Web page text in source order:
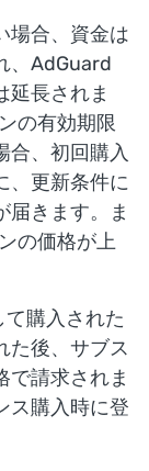
場合、資金は
、AdGuard
延長されま
の有効期限
合、初回購入
、更新条件に
届きます。ま
の価格が上
購入された
た後、サブス
で請求されま
ス購入時に登